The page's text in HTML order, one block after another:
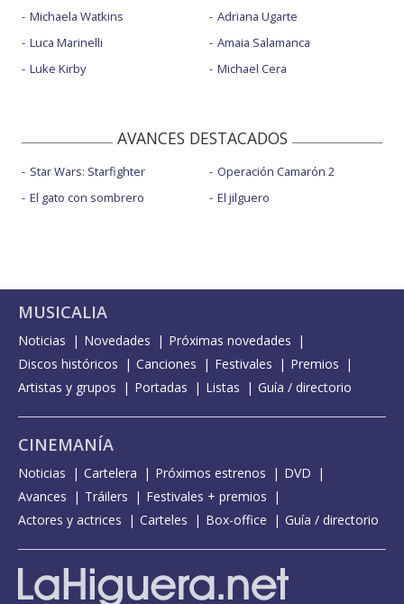
Michaela Watkins
Luca Marinelli
Luke Kirby
Adriana Ugarte
Amaia Salamanca
Michael Cera
AVANCES DESTACADOS
Star Wars: Starfighter
El gato con sombrero
Operación Camarón 2
El jilguero
MUSICALIA
Noticias Novedades
Próximas novedades
Discos históricos
Canciones Festivales
Premios
Artistas y grupos
Portadas Listas Guía / directorio
CINEMANÍA
Noticias Cartelera Próximos estrenos
DVD
Avances
Tráilers
Festivales + premios
Actores y actrices
Carteles Box-office Guía / directorio